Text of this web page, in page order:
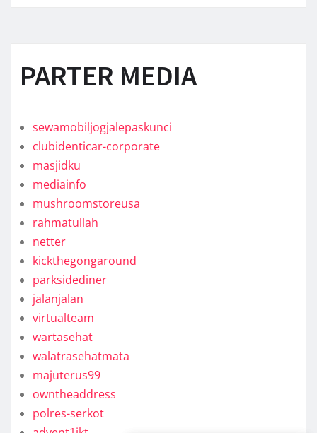
PARTER MEDIA
sewamobiljogjalepaskunci
clubidenticar-corporate
masjidku
mediainfo
mushroomstoreusa
rahmatullah
netter
kickthegongaround
parksidediner
jalanjalan
virtualteam
wartasehat
walatrasehatmata
majuterus99
owntheaddress
polres-serkot